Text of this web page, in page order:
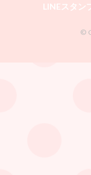
LINEスタン
©